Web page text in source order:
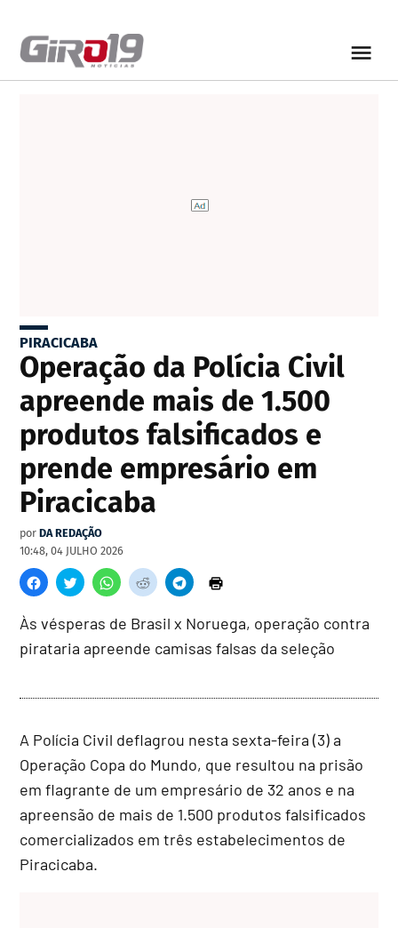
PIRACICABA
Operação da Polícia Civil
apreende mais de 1.500
produtos falsificados e
prende empresário em
Piracicaba
por DA REDAÇÃO
10:48, 04 JULHO 2026
Às vésperas de Brasil x Noruega, operação contra
pirataria apreende camisas falsas da seleção
A Polícia Civil deflagrou nesta sexta-feira (3) a
Operação Copa do Mundo, que resultou na prisão
em flagrante de um empresário de 32 anos e na
apreensão de mais de 1.500 produtos falsificados
comercializados em três estabelecimentos de
Piracicaba.